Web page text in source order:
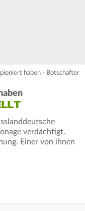
haben - Botschafter
verdächtigt.
Einer von ihnen